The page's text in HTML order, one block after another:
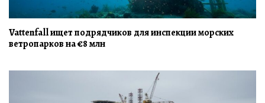
Vattenfall ищет подрядчиков для инспекции морских
ветропарков на €8 млн